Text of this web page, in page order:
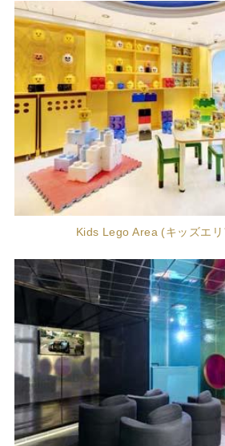
Kids Lego Area (キッズエ